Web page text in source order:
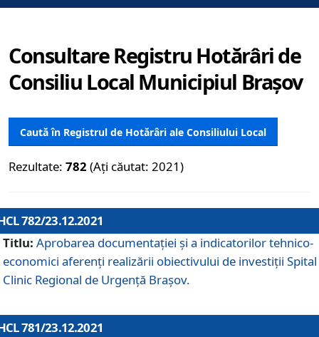
Consultare Registru Hotărâri de
Consiliu Local Municipiul Brașov
Caută în Registrul de Hotărâri ale Consiliului Local
Rezultate: 782 (Ați căutat: 2021)
782/23.12.2021
Titlu: Aprobarea documentației și a indicatorilor tehnico-
economici aferenți realizării obiectivului de investiții Spital
Clinic Regional de Urgență Brașov.
781/23.12.2021